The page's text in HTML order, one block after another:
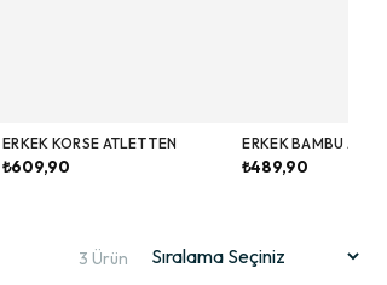
ERKEK KORSE ATLET TEN
₺609,90
ERKEK BAMBU
₺489,90
3 Ürün